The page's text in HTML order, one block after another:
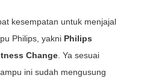
kesempatan untuk menjajal
Philips, yakni Philips
Change . Ya sesuai
ini sudah mengusung